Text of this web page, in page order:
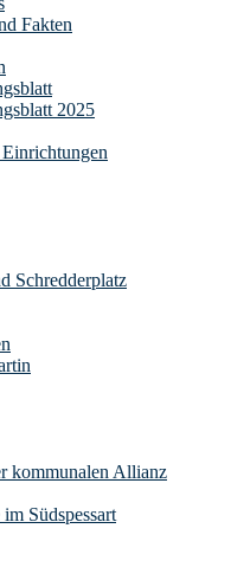
Fakten
2025
Schredderplatz
kommunalen Allianz
Südspessart